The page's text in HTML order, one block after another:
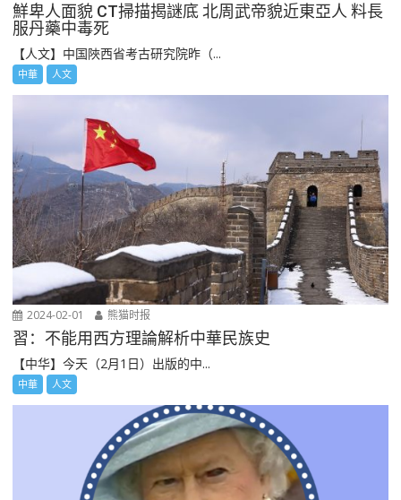
鮮卑人面貌 CT掃描揭謎底 北周武帝貌近東亞人 料長
服丹藥中毒死
【人文】中国陜西省考古研究院昨（...
中華 人文
2024-02-01 熊猫时报
習：不能用西方理論解析中華民族史
【中华】今天（2月1日）出版的中...
中華 人文